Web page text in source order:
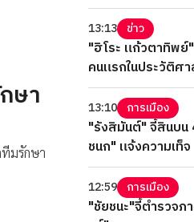
ษา
ทีมรักษา
13:13 ข่าว
"ฮิโระ แก้วตาทิพย์
คนแรกในประวัติศ
13:10 การเมือง
"รังสิมันต์" จี้สินบน
ชนก" แจ้งความเท็จ
12:59 การเมือง
"ชัยชนะ"จี้ตำรวจภ